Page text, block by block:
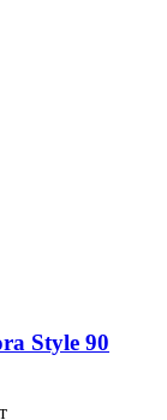
Style 90